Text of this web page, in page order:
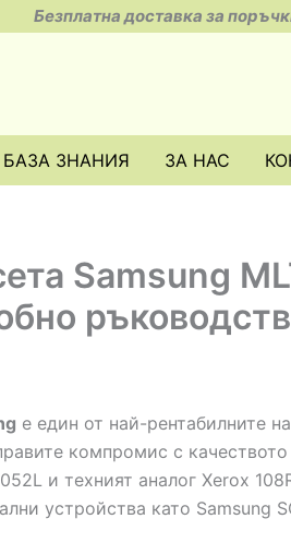
Безплатна доставка за
БАЗА ЗНАНИЯ ЗА НАС
Samsung
е един от най-рентабилните
компромис с
и техният аналог Xerox
устройства като Samsung